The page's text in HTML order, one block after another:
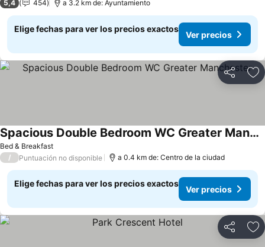
5,4 454 a 3.2 km de: Ayuntamiento
Elige fechas para ver los precios exactos
Ver precios
Compartir
Bed & Breakfast
Spacious Double Bedroom WC Greater Manchester
/ Puntuación no disponible a 0.4 km de: Centro de la ciudad
Elige fechas para ver los precios exactos
Ver precios
Compartir